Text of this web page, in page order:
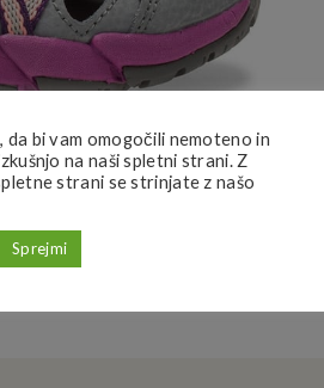
da bi vam omogočili nemoteno in
na naši spletni strani. Z
strani se strinjate z našo
Sprejmi